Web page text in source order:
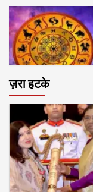
ज़रा हटके